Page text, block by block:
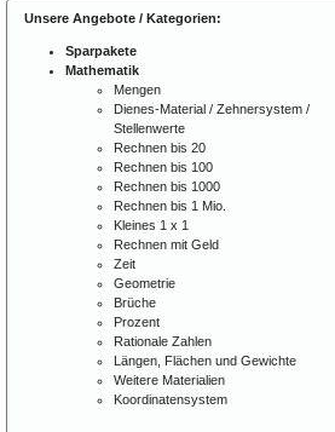
Unsere Angebote / Kategorien:
Sparpakete
Mathematik
Mengen
Dienes-Material / Zehnersystem /
Stellenwerte
Rechnen bis 20
Rechnen bis 100
Rechnen bis 1000
Rechnen bis 1 Mio.
Kleines 1 x 1
Rechnen mit Geld
Zeit
Geometrie
Brüche
Prozent
Rationale Zahlen
Längen, Flächen und Gewichte
Weitere Materialien
Koordinatensystem